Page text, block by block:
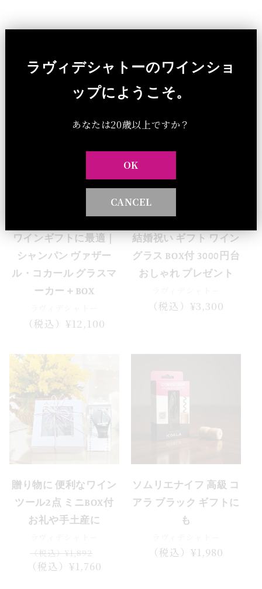
他のワインアクセサリーグッズ
ワインギフトに最適｜
シャンパン ヴァザー
ル・コカール グラスマ
ーカー＋BOX
通
価
（税込）¥12,100
結婚祝い ギフト ワイン
グラス BOX付 3000円台
おしゃれ プレゼント
通（税込）¥3,300
贈り物に 便利なワイン
ツール2点 ミニBOX付
お礼や手土産に
通
常
（税込）¥1,892
ー
（税込）¥1,760
ソムリエナイフ 高級 コ
アラ ブラック ギフトに
も
通（税込）¥1,980
ラヴィデシャトーのワインショ
ップにようこそ。
あなたは20歳以上ですか？
OK
CANCEL